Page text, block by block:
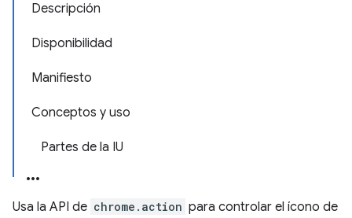
Descripción
Disponibilidad
Manifiesto
Conceptos y uso
Partes de la IU
Usa la API de chrome.action para controlar el ícono de